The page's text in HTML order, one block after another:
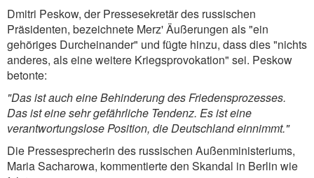
Dmitri Peskow, der Pressesekretär des russischen
Präsidenten, bezeichnete Merz' Äußerungen als "ein
gehöriges Durcheinander" und fügte hinzu, dass dies "nichts
anderes, als eine weitere Kriegsprovokation" sei. Peskow
betonte:
"Das ist auch eine Behinderung des Friedensprozesses.
Das ist eine sehr gefährliche Tendenz. Es ist eine
verantwortungslose Position, die Deutschland einnimmt."
Die Pressesprecherin des russischen Außenministeriums,
Maria Sacharowa, kommentierte den Skandal in Berlin wie